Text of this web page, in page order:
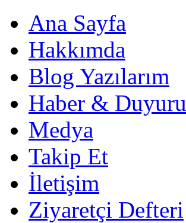
Ana Sayfa
Hakkımda
Blog Yazılarım
Haber & Duyuru
Medya
Takip Et
İletişim
Ziyaretçi Defteri